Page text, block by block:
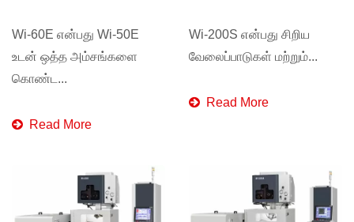
Wi-60E என்பது Wi-50E
உடன் ஒத்த அம்சங்களை
கொண்ட...
Read More
Wi-200S என்பது சிறிய
வேலைப்பாடுகள் மற்றும்...
Read More